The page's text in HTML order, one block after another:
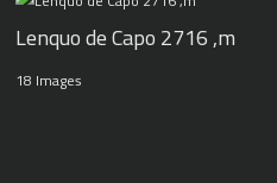
Lenquo de Capo 2716 ,m
18 Images